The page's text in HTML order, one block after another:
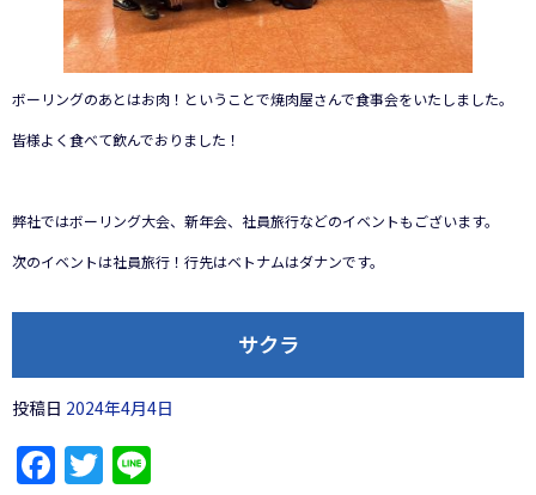
ボーリングのあとはお肉！ということで焼肉屋さんで食事会をいたしました。
皆様よく食べて飲んでおりました！
弊社ではボーリング大会、新年会、社員旅行などのイベントもございます。
次のイベントは社員旅行！行先はベトナムはダナンです。
サクラ
投稿日 2024年4月4日
Facebook
Twitter